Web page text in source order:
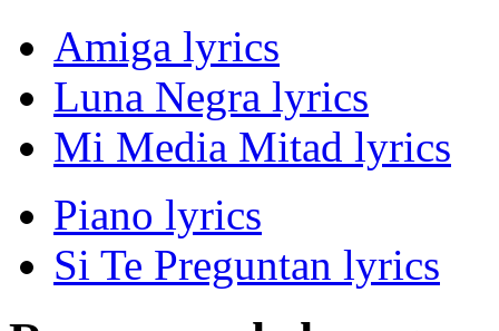
Amiga lyrics
Luna Negra lyrics
Mi Media Mitad lyrics
Piano lyrics
Si Te Preguntan lyrics